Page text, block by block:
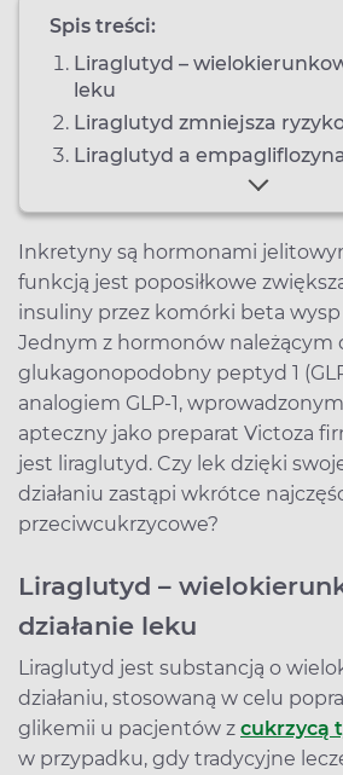
Spis treści:
Liraglutyd –
leku
Liraglutyd zmniejsza
Liraglutyd a
Inkretyny są hormonami
funkcją jest poposiłkowe
insuliny przez komórki beta
Jednym z hormonów należącym
glukagonopodobny peptyd 1
analogiem GLP-1,
apteczny jako preparat Victoza
jest liraglutyd. Czy lek dzięki
działaniu zastąpi wkrótce
przeciwcukrzycowe?
Liraglutyd –
działanie leku
Liraglutyd jest substancją o
działaniu, stosowaną w celu
glikemii u pacjentów z cukrzycą
w przypadku, gdy tradycyjne